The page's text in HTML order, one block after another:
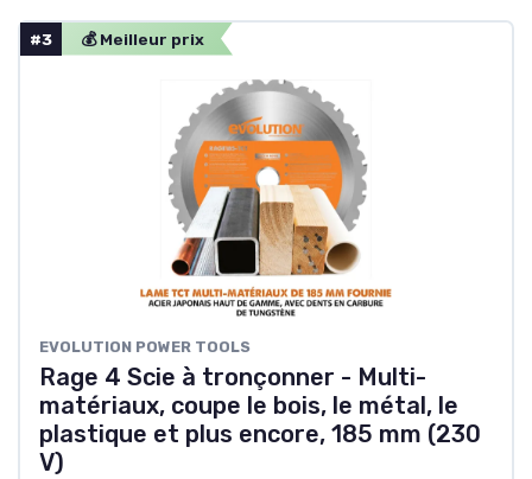
#3 💰 Meilleur prix
EVOLUTION POWER TOOLS
Rage 4 Scie à tronçonner - Multi-
matériaux, coupe le bois, le métal, le
plastique et plus encore, 185 mm (230
V)